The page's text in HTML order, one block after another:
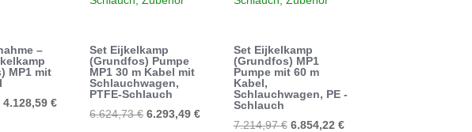
–
MP1 mit
Ursprünglicher
4.128,59 €Aktueller
Set Eijkelkamp
(Grundfos) Pumpe
MP1 30 m Kabel mit
Schlauchwagen,
PTFE-Schlauch
6.624,73€ Ursprünglicher
6.293,49€Aktueller
Set Eijkelkamp
(Grundfos) MP1
Pumpe mit 60 m
Kabel,
Schlauchwagen, PE -
Schlauch
7.214,97€ Ursprünglicher
6.854,22 €Aktueller